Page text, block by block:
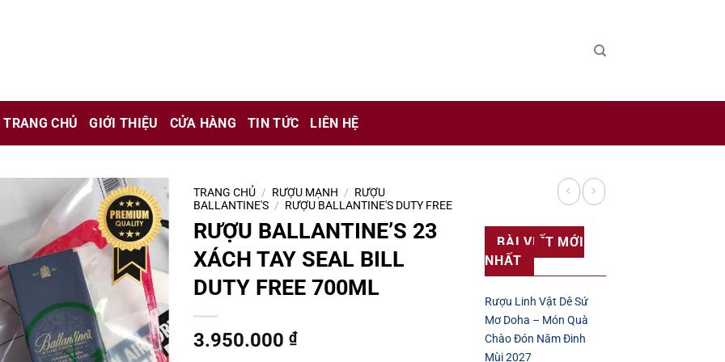
chỉ là kênh giới thiệu thông tin các sản phẩm từ những công ty sản xuất rượu uy tín trên thế giới.
đang mang thai.
TRANG CHỦ GIỚI THIỆU CỬA HÀNG TIN TỨC LIÊN HỆ
TRANG CHỦ / RƯỢU MẠNH / RƯỢU
BALLANTINE'S / RƯỢU BALLANTINE'S DUTY FREE
RƯỢU BALLANTINE’S 23
XÁCH TAY SEAL BILL
DUTY FREE 700ML
3.950.000 ₫
BÀI VIẾT MỚI
NHẤT
Rượu Linh Vật Dê Sứ
Mơ Doha – Món Quà
Chào Đón Năm Đinh
Mùi 2027